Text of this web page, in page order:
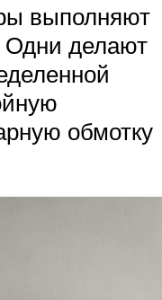
выполняют
Одни делают
обмотку